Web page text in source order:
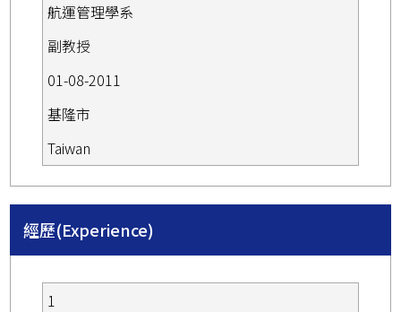
航運管理學系
副教授
01-08-2011
基隆市
Taiwan
經歷(Experience)
1